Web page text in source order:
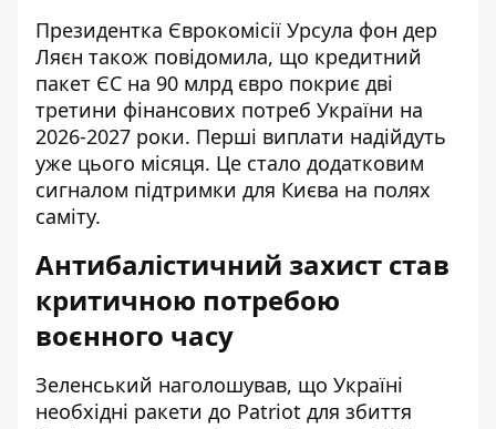
Президентка Єврокомісії Урсула фон дер
Ляєн також повідомила, що кредитний
пакет ЄС на 90 млрд євро покриє дві
третини фінансових потреб України на
2026-2027 роки. Перші виплати надійдуть
уже цього місяця. Це стало додатковим
сигналом підтримки для Києва на полях
саміту.
Антибалістичний захист став
критичною потребою
воєнного часу
Зеленський наголошував, що Україні
необхідні ракети до Patriot для збиття